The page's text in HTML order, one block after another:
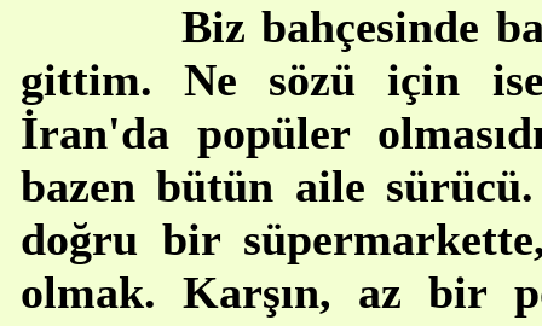
Biz bahçesinde
gittim. Ne sözü için
İran'da popüler
bazen bütün aile
doğru bir
olmak. Karşın, az bir